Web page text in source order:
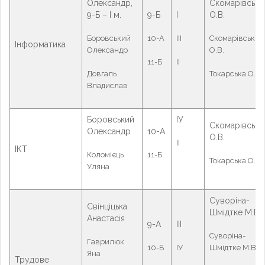
Інформатика
Олександр,
9-Б – І м.
Боровський
Олександр
Довгаль
Владислав
9-Б
10-А
11-Б
ІІІ
ІІ
О.В.
Скомарівський
О.В.
Токарська О.А.
ІКТ
Боровський
Олександр
Коломієць
Уляна
10-А
11-Б
ІУ
ІІ
О.В.
Токарська О.А.
Трудове
Свінціцька
Анастасія
Гаврилюк
Яна
9-А
10-Б ІУ
Суворіна-
Шмідтке М.В.
Суворіна-
Шмідтке М.В.